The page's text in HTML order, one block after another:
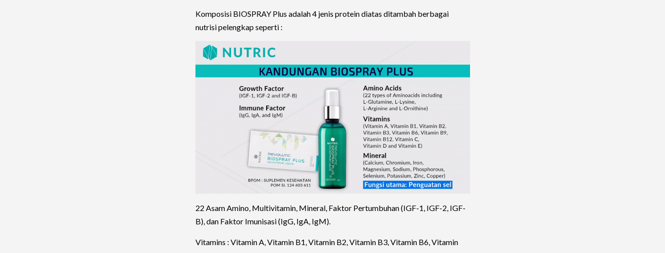
Komposisi BIOSPRAY Plus adalah 4 jenis protein diatas ditambah berbagai
nutrisi pelengkap seperti :
22 Asam Amino, Multivitamin, Mineral, Faktor Pertumbuhan (IGF-1, IGF-2, IGF-
B), dan Faktor Imunisasi (IgG, IgA, IgM).
Vitamins : Vitamin A, Vitamin B1, Vitamin B2, Vitamin B3, Vitamin B6, Vitamin